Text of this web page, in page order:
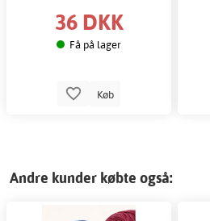
36 DKK
Få på lager
Køb
Andre kunder købte også: